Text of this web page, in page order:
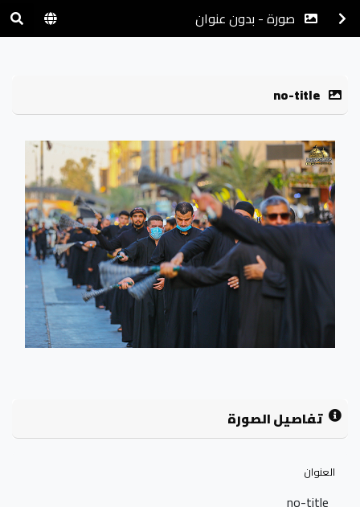
صورة - بدون عنوان
no-title
تفاصيل الصورة
العنوان
no-title